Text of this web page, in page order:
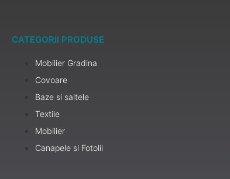
CATEGORII PRODUSE
Mobilier Gradina
Covoare
Baze si saltele
Textile
Mobilier
Canapele si Fotolii